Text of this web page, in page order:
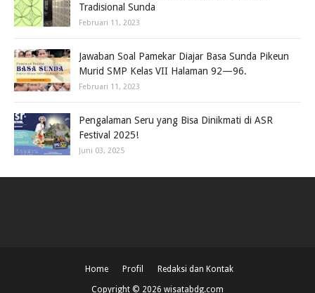
Tradisional Sunda
Februari 11, 2023
Jawaban Soal Pamekar Diajar Basa Sunda Pikeun
Murid SMP Kelas VII Halaman 92—96.
Februari 11, 2023
Pengalaman Seru yang Bisa Dinikmati di ASR
Festival 2025!
Juni 03, 2025
Home Profil Redaksi dan Kontak
Copyright © 2026 wisatabdg.com